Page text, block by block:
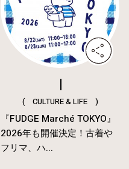
( CULTURE & LIFE )
『FUDGE Marché TOKYO』
2026年も開催決定！古着や
フリマ、ハ...